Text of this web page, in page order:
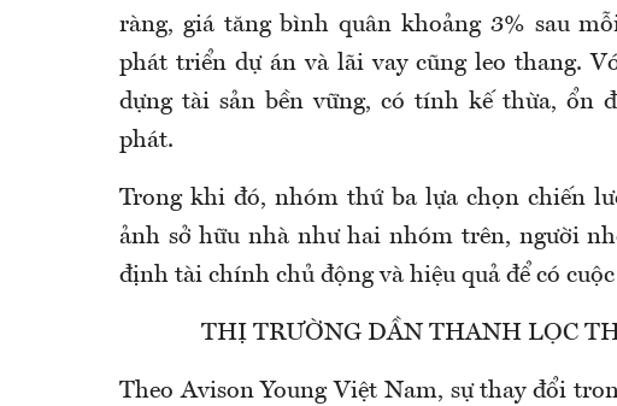
ràng, giá tăng bình quân khoảng 3% sau
phát triển dự án và lãi vay cũng leo thang.
dựng tài sản bền vững, có tính kế thừa, ổn
phát.
Trong khi đó, nhóm thứ ba lựa chọn chiến
ảnh sở hữu nhà như hai nhóm trên, người
định tài chính chủ động và hiệu quả để có
THỊ TRƯỜNG DẦN THANH LỌC
Theo Avison Young Việt Nam, sự thay đổi